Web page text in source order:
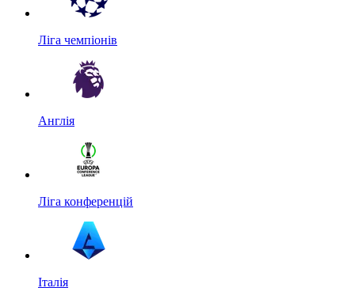
Ліга чемпіонів
Англія
Ліга конференцій
Італія